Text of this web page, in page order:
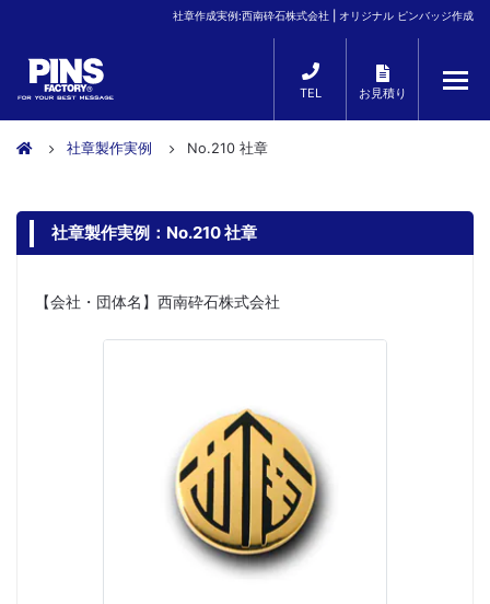
社章作成実例:西南砕石株式会社 | オリジナル ピンバッジ作成
TEL お見積り
社章製作実例 No.210 社章
社章製作実例：No.210 社章
【会社・団体名】西南砕石株式会社